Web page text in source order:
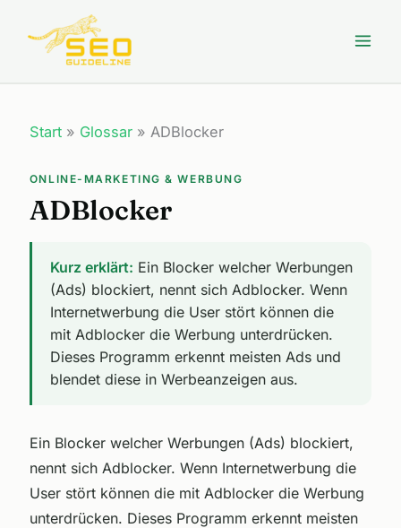
Inhalt
Start» Glossar» ADBlocker
ONLINE-MARKETING & WERBUNG
ADBlocker
Kurz erklärt: Ein Blocker welcher Werbungen
(Ads) blockiert, nennt sich Adblocker. Wenn
Internetwerbung die User stört können die
mit Adblocker die Werbung unterdrücken.
Dieses Programm erkennt meisten Ads und
blendet diese in Werbeanzeigen aus.
Ein Blocker welcher Werbungen (Ads) blockiert,
nennt sich Adblocker. Wenn Internetwerbung die
User stört können die mit Adblocker die Werbung
unterdrücken. Dieses Programm erkennt meisten